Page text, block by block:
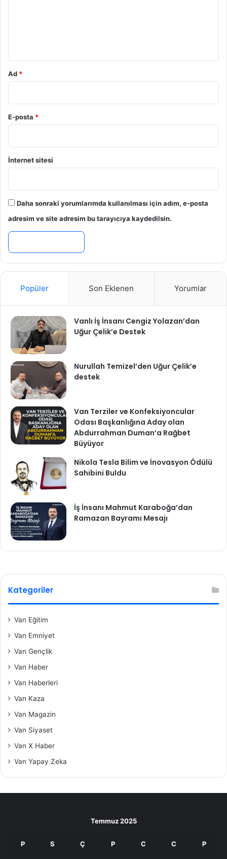
Ad *
E-posta *
İnternet sitesi
Daha sonraki yorumlarımda kullanılması için adım, e-posta
adresim ve site adresim bu tarayıcıya kaydedilsin.
Popüler Son Eklenen Yorumlar
Vanlı İş İnsanı Cengiz Yolazan’dan
Uğur Çelik’e Destek
Nurullah Temizel’den Uğur Çelik’e
destek
Van Terziler ve Konfeksiyoncular
Odası Başkanlığına Aday olan
Abdurrahman Duman’a Rağbet
Büyüyor
Nikola Tesla Bilim ve İnovasyon Ödülü
Sahibini Buldu
İş İnsanı Mahmut Karaboğa’dan
Ramazan Bayramı Mesajı
Kategoriler
Van Eğitim
Van Emniyet
Van Gençlik
Van Haber
Van Haberleri
Van Kaza
Van Magazin
Van Siyaset
Van X Haber
Van Yapay Zeka
Temmuz 2025
P S Ç P C C P